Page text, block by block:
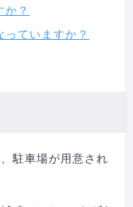
？
ていますか？
駐車場が用意され